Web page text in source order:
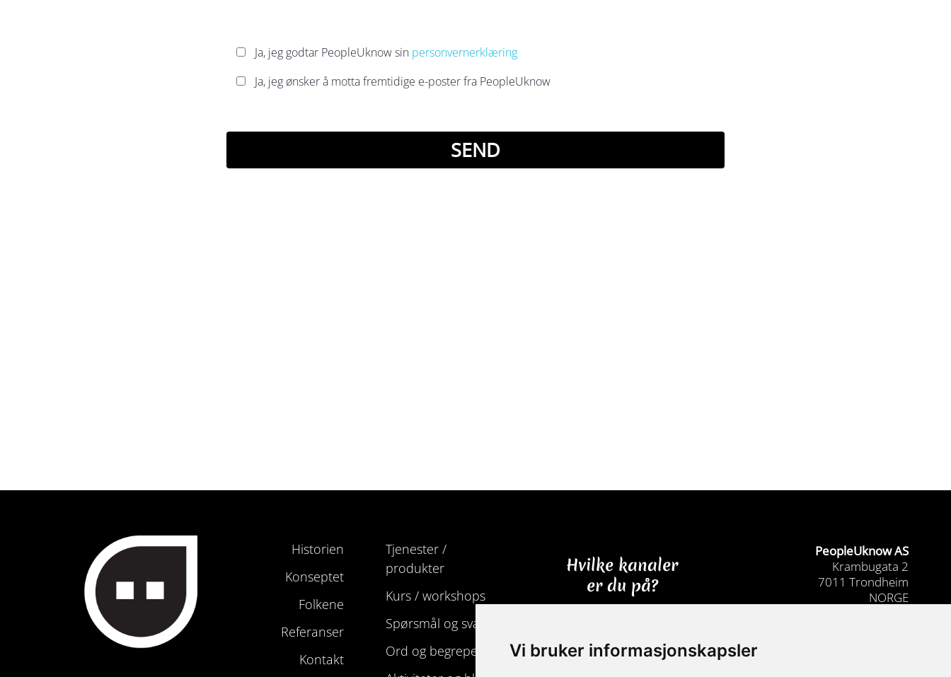
Vi bruker informasjonskapsler
Ja, jeg godtar PeopleUknow sin personvernerklæring
Ja, jeg ønsker å motta fremtidige e-poster fra PeopleUknow
SEND
Historien
Konseptet
Folkene
Referanser
Kontakt
Tjenester /
produkter
Kurs / workshops
Spørsmål og svar
Ord og begreper
Hvilke kanaler
er du på?
FØLG OSS
PeopleUknow AS
Krambugata 2
7011 Trondheim
NORGE